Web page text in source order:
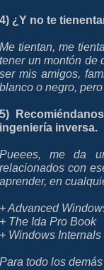
4) ¿Y no te
Me tientan, me
tener un montón de
ser mis amigos,
blanco o negro,
5)
ingeniería inversa.
Pueees, me da
relacionados con
aprender, en
+ Advanced
+ The Ida Pro Book
+ Windows
Para todo los